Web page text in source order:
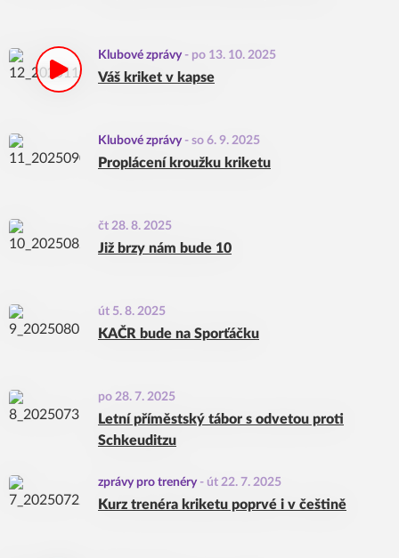
Klubové zprávy - po 13. 10. 2025
Váš kriket v kapse
Klubové zprávy - so 6. 9. 2025
Proplácení kroužku kriketu
čt 28. 8. 2025
Již brzy nám bude 10
út 5. 8. 2025
KAČR bude na Sporťáčku
po 28. 7. 2025
Letní příměstský tábor s odvetou proti
Schkeuditzu
zprávy pro trenéry - út 22. 7. 2025
Kurz trenéra kriketu poprvé i v češtině